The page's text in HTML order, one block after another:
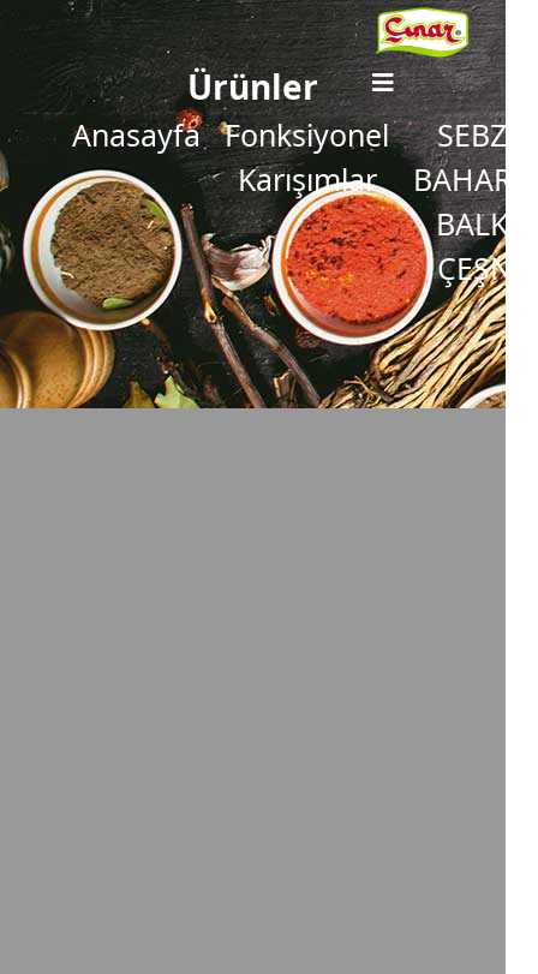
Ürünler
Anasayfa Fonksiyonel
Karışımlar